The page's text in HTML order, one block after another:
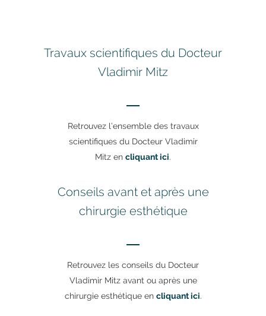
Travaux scientifiques du Docteur
Vladimir Mitz
Retrouvez l’ensemble des travaux
scientifiques du Docteur Vladimir
Mitz en cliquant ici.
Conseils avant et après une
chirurgie esthétique
Retrouvez les conseils du Docteur
Vladimir Mitz avant ou après une
chirurgie esthétique en cliquant ici.